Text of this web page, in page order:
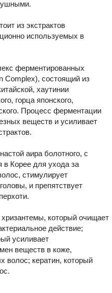
из экстрактов
используемых в
ферментированных
Complex), состоящий из
хаутинии
горца японского,
Процесс ферментации
веществ и усиливает
аира болотного, с
в Корее для ухода за
стимулирует
и препятствует
хризантемы, который очищает
действие;
усиливает
веществ в коже,
волос; кератин, который